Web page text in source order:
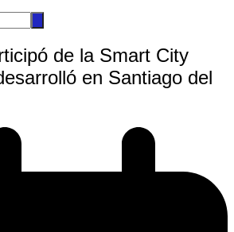
de la Smart City
en Santiago del